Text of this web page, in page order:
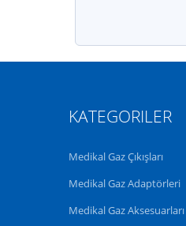
KATEGORILER
Medikal Gaz Çıkışları
Medikal Gaz Adaptörleri
Medikal Gaz Aksesuarları